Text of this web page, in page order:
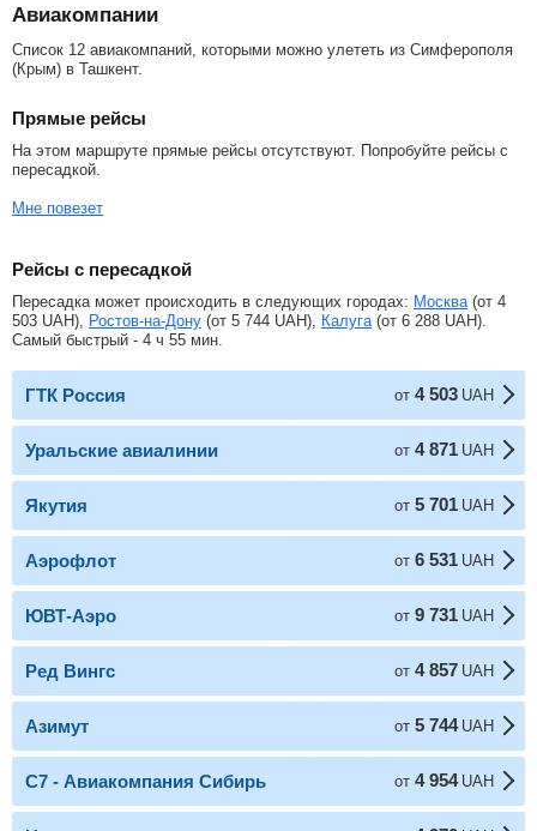
Авиакомпании
Список 12 авиакомпаний, которыми можно улететь из Симферополя
(Крым) в Ташкент.
Прямые рейсы
На этом маршруте прямые рейсы отсутствуют. Попробуйте рейсы с
пересадкой.
Мне повезет
Рейсы с пересадкой
Пересадка может происходить в следующих городах: Москва (от 4
503 UAH), Ростов-на-Дону (от 5 744 UAH), Калуга (от 6 288 UAH).
Самый быстрый - 4 ч 55 мин.
ГТК Россия от 4 503 UAH
Уральские авиалинии от 4 871 UAH
Якутия от 5 701 UAH
Аэрофлот от 6 531 UAH
ЮВТ-Аэро от 9 731 UAH
Ред Вингс от 4 857 UAH
Азимут от 5 744 UAH
С7 - Авиакомпания Сибирь от 4 954 UAH